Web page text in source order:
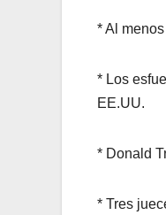
* Al
* Los
EE.UU.
* Donald
* Tres